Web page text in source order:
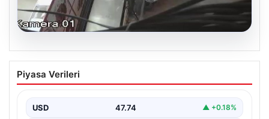
Bahçelievler’de Güvenlik Problemi ve
Binanın Çöküşü
Mahallesi Taşova Sokak’ta korkutucu bir olay yaşandı.
Yaklaşık 38…
Piyasa Verileri
USD 47.74 ▲ +0.18%